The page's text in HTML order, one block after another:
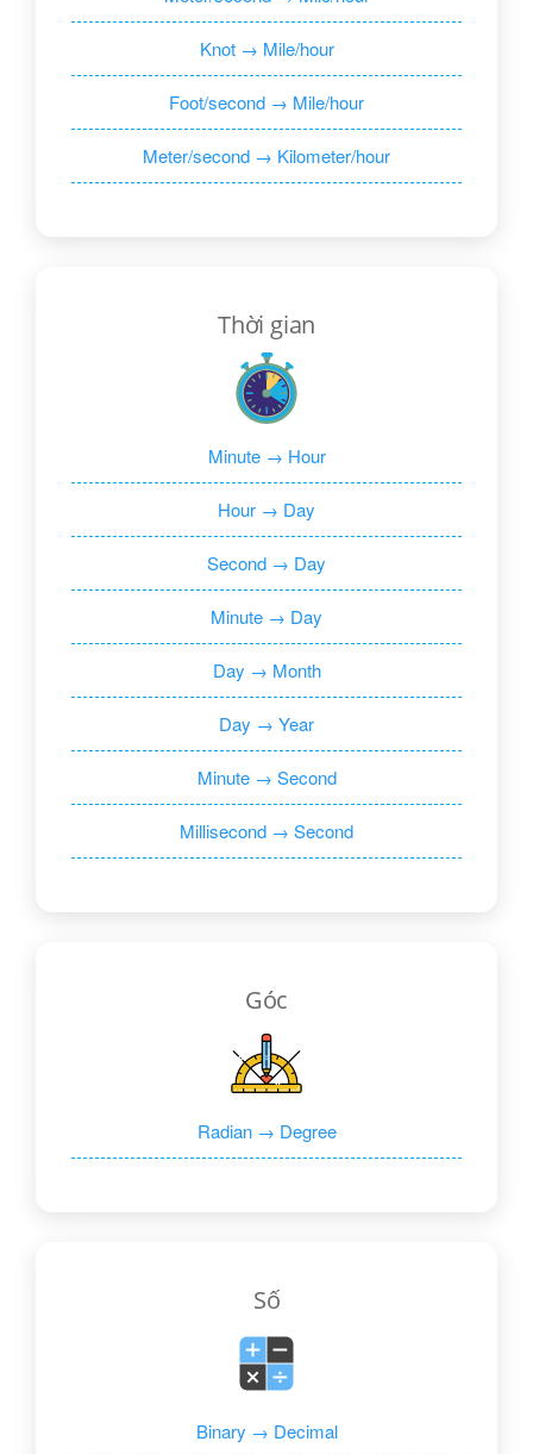
Knot → Mile/hour
Foot/second → Mile/hour
Meter/second → Kilometer/hour
Thời gian
Minute → Hour
Hour → Day
Second → Day
Minute → Day
Day → Month
Day → Year
Minute → Second
Millisecond → Second
Góc
Radian → Degree
Số
Binary → Decimal